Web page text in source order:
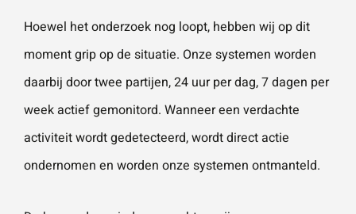
VERSTU
AANVRA
AG
Hoewel het onderzoek nog loopt, hebben wij op dit
moment grip op de situatie. Onze systemen worden
daarbij door twee partijen, 24 uur per dag, 7 dagen per
week actief gemonitord. Wanneer een verdachte
activiteit wordt gedetecteerd, wordt direct actie
ondernomen en worden onze systemen ontmanteld.